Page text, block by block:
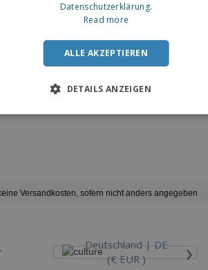
Versandkosten, sofern nicht anders angegeben
Deutschland |DE
(€ EUR )
›
Datenschutzerklärung.
Read more
ALLE AKZEPTIEREN
DETAILS ANZEIGEN